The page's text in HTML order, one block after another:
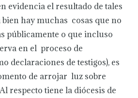
evidencia el resultado de tales
bien hay muchas cosas que no
públicamente o que incluso
en el proceso de
declaraciones de testigos), es
de arrojar luz sobre
respecto tiene la diócesis de